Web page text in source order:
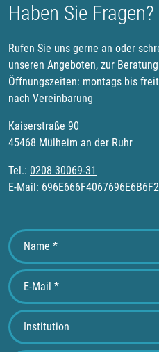
Haben Sie Fragen?
Rufen Sie uns gerne an oder
unseren Angeboten, zur
Öffnungszeiten: montags bis
nach Vereinbarung
Kaiserstraße 90
45468 Mülheim an der Ruhr
Tel.: 0208 30069-31
E-Mail: